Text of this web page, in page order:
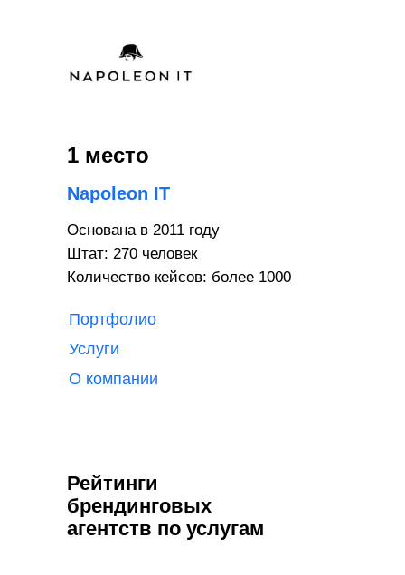
Napoleon IT
1 место
Основана в 2011 году
Штат: 270 человек
Количество кейсов: более 1000
Портфолио
О компании
Услуги
Рейтинги
брендинговых
агентств по услугам